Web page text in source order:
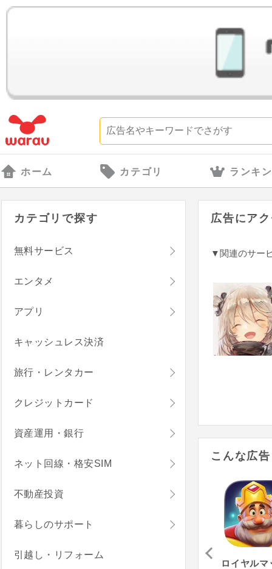
ホーム カテゴリ ランキ
広告にア
▼関連のサー
こんな広
カテゴリで探す
無料サービス
エンタメ
アプリ
キャッシュレス決済
旅行・レンタカー
クレジットカード
資産運用・銀行
ネット回線・格安SIM
不動産投資
暮らしのサポート
引越し・リフォーム